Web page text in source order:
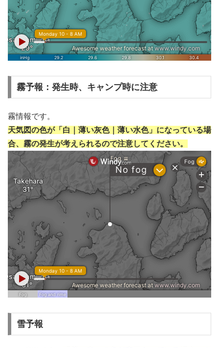
霧予報：発生時、キャンプ時に注意
霧情報です。
天気図の色が「白｜薄い灰色｜薄い水色」になっている場
合、霧の発生が考えられるので注意してください。
雪予報